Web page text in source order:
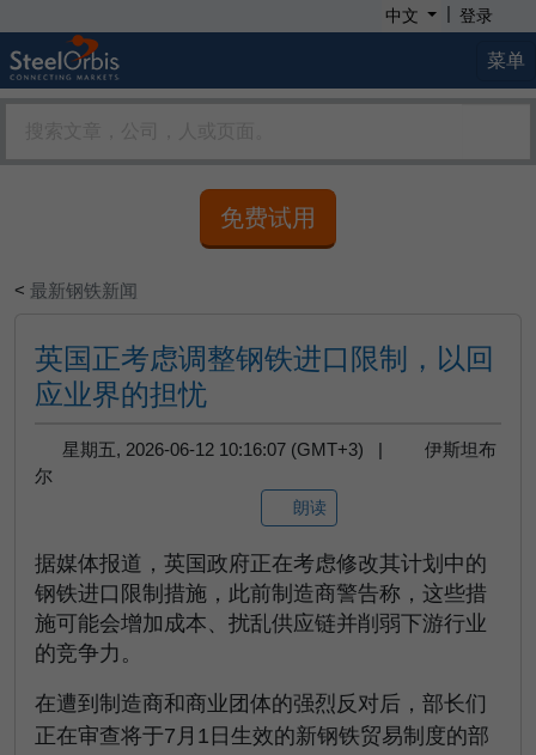
中文 | 登录
菜单
免费试用
< 最新钢铁新闻
英国正考虑调整钢铁进口限制，以回
应业界的担忧
星期五, 2026-06-12 10:16:07 (GMT+3) |
伊斯坦布
尔
朗读
据媒体报道，英国政府正在考虑修改其计划中的
钢铁进口限制措施，此前制造商警告称，这些措
施可能会增加成本、扰乱供应链并削弱下游行业
的竞争力。
在遭到制造商和商业团体的强烈反对后，部长们
正在审查将于7月1日生效的新钢铁贸易制度的部